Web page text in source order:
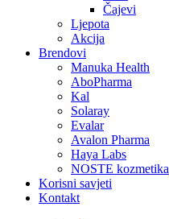
Čajevi
Ljepota
Akcija
Brendovi
Manuka Health
AboPharma
Kal
Solaray
Evalar
Avalon Pharma
Haya Labs
NOSTE kozmetika
Korisni savjeti
Kontakt